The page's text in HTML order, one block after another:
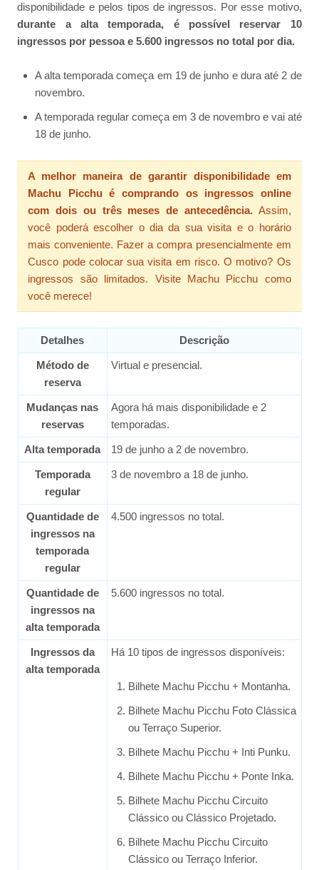
disponibilidade e pelos tipos de ingressos. Por esse motivo,
durante a alta temporada, é possível reservar 10
ingressos por pessoa e 5.600 ingressos no total por dia.
A alta temporada começa em 19 de junho e dura até 2 de
novembro.
A temporada regular começa em 3 de novembro e vai até
18 de junho.
A melhor maneira de garantir disponibilidade em
Machu Picchu é comprando os ingressos online
com dois ou três meses de antecedência.Assim,
você poderá escolher o dia da sua visita e o horário
mais conveniente. Fazer a compra presencialmente em
Cusco pode colocar sua visita em risco. O motivo? Os
ingressos são limitados. Visite Machu Picchu como
você merece!
Detalhes Descrição
Método de
reserva
Virtual e presencial.
Mudanças nas
reservas
Agora há mais disponibilidade e 2
temporadas.
Alta temporada 19 de junho a 2 de novembro.
Temporada
regular
3 de novembro a 18 de junho.
Quantidade de
ingressos na
temporada
regular
4.500 ingressos no total.
Quantidade de
ingressos na
alta temporada
5.600 ingressos no total.
Ingressos da
alta temporada
Há 10 tipos de ingressos disponíveis:
Bilhete Machu Picchu + Montanha.
Bilhete Machu Picchu Foto Clássica
ou Terraço Superior.
Bilhete Machu Picchu + Inti Punku.
Bilhete Machu Picchu + Ponte Inka.
Bilhete Machu Picchu Circuito
Clássico ou Clássico Projetado.
Bilhete Machu Picchu Circuito
Clássico ou Terraço Inferior.